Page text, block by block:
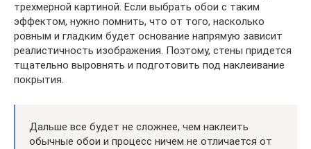
трехмерной картиной. Если выбрать обои с таким
эффектом, нужно помнить, что от того, насколько
ровным и гладким будет основание напрямую зависит
реалистичность изображения. Поэтому, стены придется
тщательно выровнять и подготовить под наклеивание
покрытия.
Дальше все будет не сложнее, чем наклеить
обычные обои и процесс ничем не отличается от